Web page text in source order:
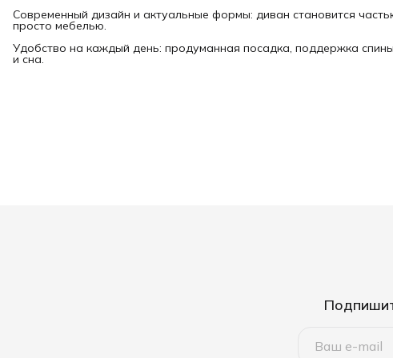
Современный дизайн и актуальные формы: диван становится
просто мебелью.
Удобство на каждый день: продуманная посадка, поддержка
и сна.